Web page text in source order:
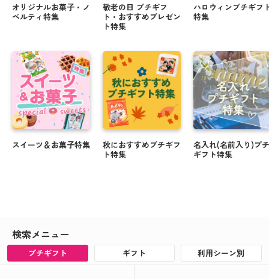
オリジナルお菓子・ノ
ベルティ特集
スイーツ＆お菓子特集
敬老の日 プチギフ
ト・おすすめプレゼン
ト特集
秋におすすめプチギフ
ト特集
ハロウィンプチギフ
特集
名入れ(名前入り)プチ
ギフト特集
検索メニュー
プチギフト ギフト 利用シーン別